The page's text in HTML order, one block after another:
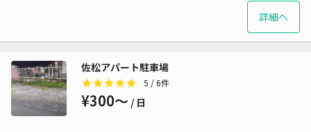
詳細へ
佐松アパート駐車場
5 / 6件
¥300〜 / 日